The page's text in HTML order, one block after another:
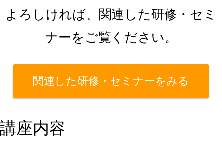
よろしければ、関連した研修・セミ
ナーをご覧ください。
関連した研修・セミナーをみる
講座内容